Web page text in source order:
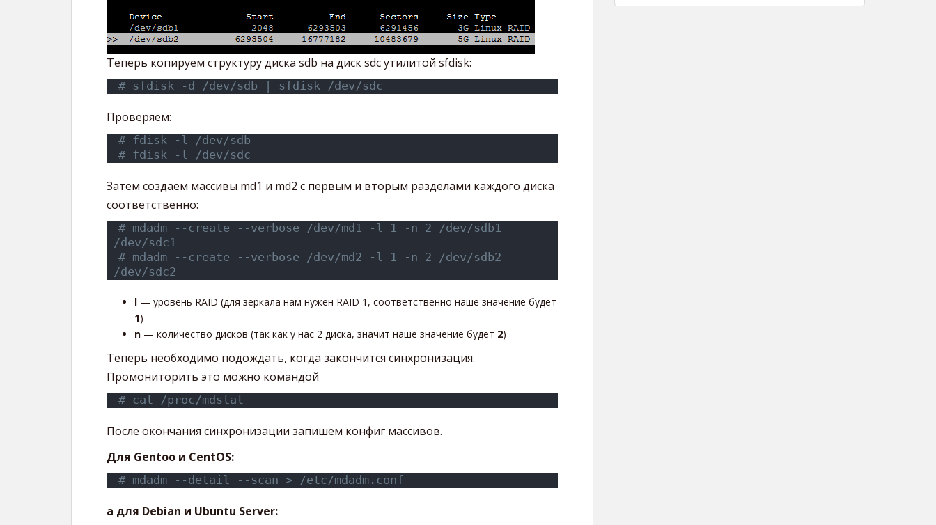
Теперь копируем структуру диска sdb на диск sdc утилитой sfdisk:
# sfdisk -d /dev/sdb | sfdisk /dev/sdc
Проверяем:
# fdisk -l /dev/sdb
# fdisk -l /dev/sdc
Затем создаём массивы md1 и md2 с первым и вторым разделами каждого диска
соответственно:
# mdadm --create --verbose /dev/md1 -l 1 -n 2 /dev/sdb1
/dev/sdc1
# mdadm --create --verbose /dev/md2 -l 1 -n 2 /dev/sdb2
/dev/sdc2
l — уровень RAID (для зеркала нам нужен RAID 1, соответственно наше значение будет
1)
n — количество дисков (так как у нас 2 диска, значит наше значение будет 2)
Теперь необходимо подождать, когда закончится синхронизация.
Промониторить это можно командой
# cat /proc/mdstat
После окончания синхронизации запишем конфиг массивов.
Для Gentoo и CentOS:
# mdadm --detail --scan > /etc/mdadm.conf
а для Debian и Ubuntu Server: